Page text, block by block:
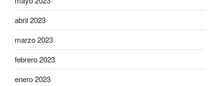
abril 2023
marzo 2023
febrero 2023
enero 2023